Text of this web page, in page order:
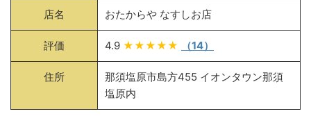
店名 おたからや なすしお店
評価 4.9 ★★★★★ （14）
住所
那須塩原市島方455 イオンタウン那須
塩原内